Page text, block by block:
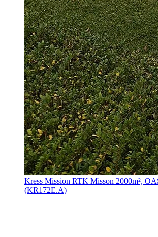
Kress Mission RTK Misson 2000m²,
(KR172E.A)